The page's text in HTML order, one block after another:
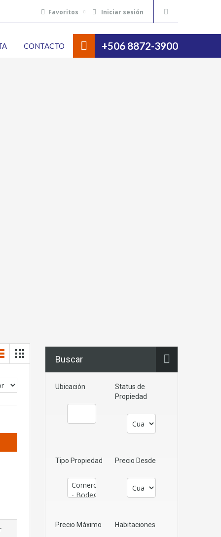
Favoritos Iniciar sesión
+506 8872-3900
CONTACTO
Buscar
Ubicación
Status de
Propiedad
Tipo Propiedad Precio Desde
Precio Máximo Habitaciones